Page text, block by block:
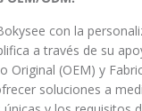
con la
a través de su
Original (OEM) y
soluciones a